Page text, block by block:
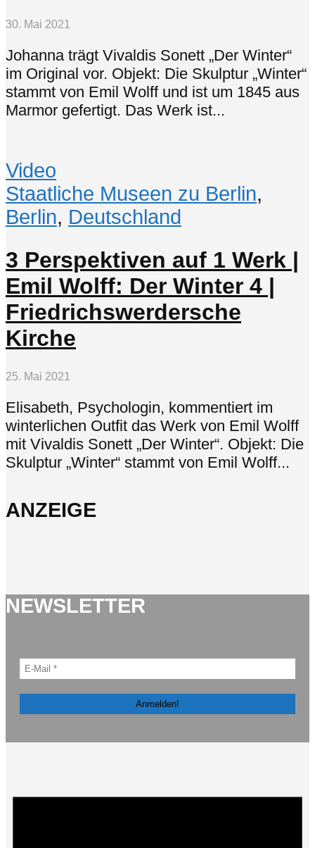
30. Mai 2021
Johanna trägt Vivaldis Sonett „Der Winter“
im Original vor. Objekt: Die Skulptur „Winter“
stammt von Emil Wolff und ist um 1845 aus
Marmor gefertigt. Das Werk ist...
Video
Staatliche Museen zu Berlin,
Berlin, Deutschland
3 Perspektiven auf 1 Werk |
Emil Wolff: Der Winter 4 |
Friedrichswerdersche
Kirche
25. Mai 2021
Elisabeth, Psychologin, kommentiert im
winterlichen Outfit das Werk von Emil Wolff
mit Vivaldis Sonett „Der Winter“. Objekt: Die
Skulptur „Winter“ stammt von Emil Wolff...
ANZEIGE
NEWSLETTER